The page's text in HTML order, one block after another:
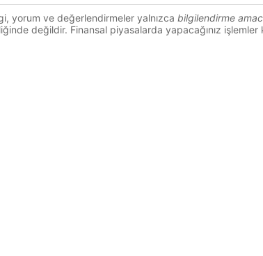
yorum ve değerlendirmeler yalnızca bilgilendirme
değildir. Finansal piyasalarda yapacağınız işlemler